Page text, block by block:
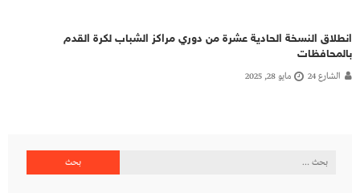
انطلاق النسخة الحادية عشرة من دوري مراكز الشباب لكرة القدم
بالمحافظات
الشارع 24 مايو 28, 2025
البحث